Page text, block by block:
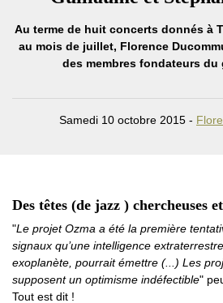
Au terme de huit concerts donnés à
au mois de juillet, Florence
des membres fondateurs du
Samedi 10 octobre 2015 -
Des têtes (de jazz ) chercheuses
"Le projet Ozma a été la première
signaux qu’une intelligence
exoplanète, pourrait émettre (...) Les
supposent un optimisme indéfectible"
Tout est dit !